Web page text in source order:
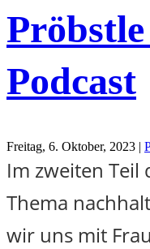
Podcast
Freitag, 6. Oktober, 2023 |
Im zweiten Teil
Thema
wir uns mit